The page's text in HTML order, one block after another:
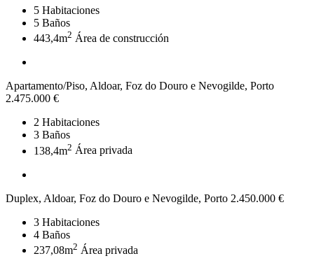
5 Habitaciones
5 Baños
443,4m2 Área de construcción
Apartamento/Piso, Aldoar, Foz do Douro e Nevogilde, Porto
2.475.000 €
2 Habitaciones
3 Baños
138,4m2 Área privada
Duplex, Aldoar, Foz do Douro e Nevogilde, Porto 2.450.000 €
3 Habitaciones
4 Baños
237,08m2 Área privada